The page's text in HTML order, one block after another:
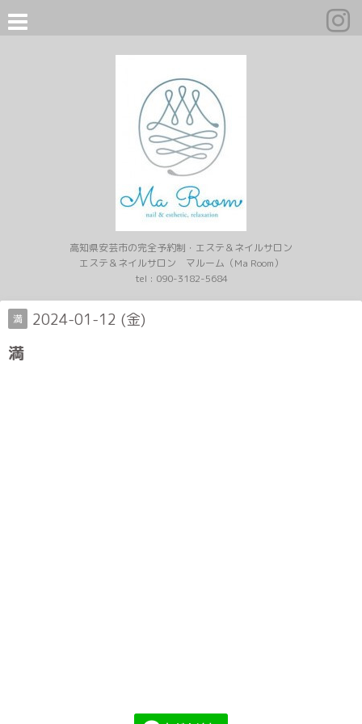
高知県安芸市の完全予約制・エステ＆ネイルサロン
エステ＆ネイルサロン マルーム（Ma Room）
tel : 090-3182-5684
満 2024-01-12 (金)
満